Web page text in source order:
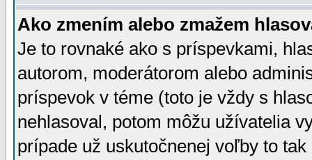
Ako zmením alebo zmažem
Je to rovnaké ako s príspevkami,
autorom, moderátorom alebo
príspevok v téme (toto je vždy s
nehlasoval, potom môžu užívatelia
prípade už uskutočnenej voľby to